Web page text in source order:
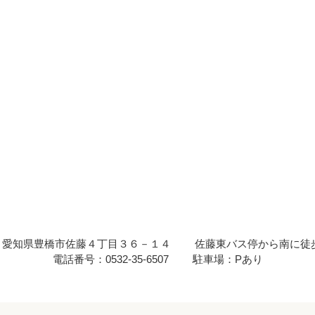
知県豊橋市佐藤４丁目３６－１４
佐藤東バス停から南に徒
電話番号：0532-35-6507
駐車場：Pあり